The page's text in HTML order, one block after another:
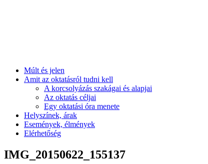
Múlt és jelen
Amit az oktatásról tudni kell
A korcsolyázás szakágai és alapjai
Az oktatás céljai
Egy oktatási óra menete
Helyszínek, árak
Események, élmények
Elérhetőség
IMG_20150622_155137